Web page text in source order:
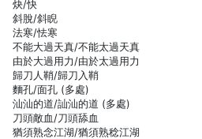
炔/快
斜脫/斜睨
法寒/怯寒
不能大過天真/不能太過天真
由於大過用力/由於太過用力
歸刀人鞘/歸刀入鞘
麵孔/面孔 (多處)
汕汕的道/訕汕的道 (多處)
刀頭敵血/刀頭舔血
猶須熟念江湖/猶須熟稔江湖